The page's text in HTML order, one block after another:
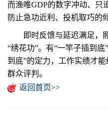
而渔唯GDP的数字冲动、只
防止急功近利、投机取巧的
即时反馈与延迟满足，照
“绣花功”。有“一竿子插到
到底”的定力，工作实绩才
群众评判。
返回首页>>